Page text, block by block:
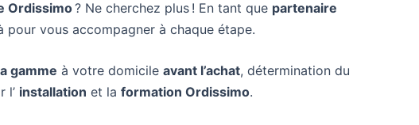
Ordissimo? Ne cherchez plus ! En tant que partenaire
vous accompagner à chaque étape.
gamme à votre domicile avant l’achat, détermination du
l’ installation et la formation Ordissimo.